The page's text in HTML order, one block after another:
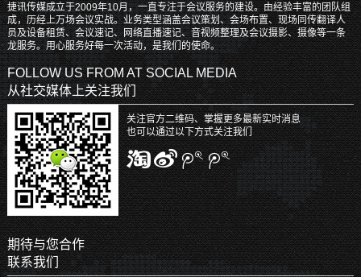
捷讯传媒成立于2009年10月，一直专注于会议服务的建设。由经验丰富的团队组
成，历经上万场会议实战。业务类型涵盖会议策划、会场布置、现场同传翻译人
员及设备租赁、会议速记、网络直播速记、音视频整理及会议摄影、摄像等一条
龙服务。用心服务好每一次活动，是我们的使命。
FOLLOW US FROM AT SOCIAL MEDIA
从社交媒体上关注我们
关注官方二维码、掌握更多最新实时消息
也可以通过以下方式关注我们
期待与您合作
联系我们